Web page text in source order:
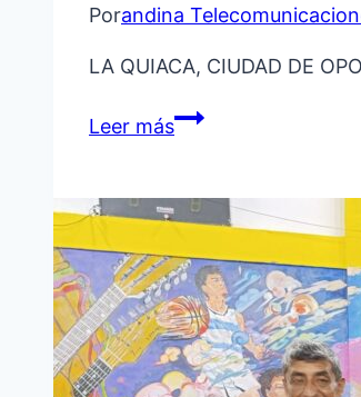
Porandina
LA QUIACA, CIUDAD DE
Leer másLA
DE
OPORTUNIDADES:
MANKA
FIESTA,
CORREDOR
BIOCEÁNICO